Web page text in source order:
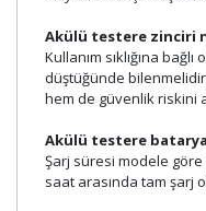
Akülü testere zinciri
Kullanım sıklığına
düştüğünde
hem de güvenlik riskini
Akülü testere
Şarj süresi modele
saat arasında tam şarj